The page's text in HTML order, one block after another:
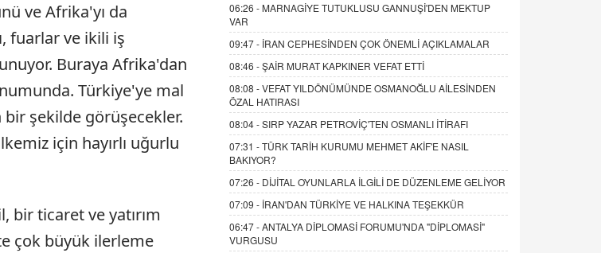
ve Afrika'yı da
fuarlar ve ikili iş
Buraya Afrika'dan
Türkiye'ye mal
şekilde görüşecekler.
için hayırlı uğurlu
bir ticaret ve yatırım
çok büyük ilerleme
06:26 - MARNAGİYE TUTUKLUSU GANNUŞİ'DEN MEKTUP
VAR
09:47 - İRAN CEPHESİNDEN ÇOK ÖNEMLİ AÇIKLAMALAR
08:46 -ŞAİR MURAT KAPKINER VEFAT ETTİ
08:08 -VEFAT YILDÖNÜMÜNDE OSMANOĞLU AİLESİNDEN
ÖZAL HATIRASI
08:04 -SIRP YAZAR PETROVİÇ'TEN OSMANLI İTİRAFI
07:31 -TÜRK TARİH KURUMU MEHMET AKİF'E NASIL
BAKIYOR?
07:26 - DİJİTAL OYUNLARLA İLGİLİ DE DÜZENLEME GELİYOR
07:09 - İRAN'DAN TÜRKİYE VE HALKINA TEŞEKKÜR
06:47 -ANTALYA DİPLOMASİ FORUMU'NDA "DİPLOMASİ"
VURGUSU